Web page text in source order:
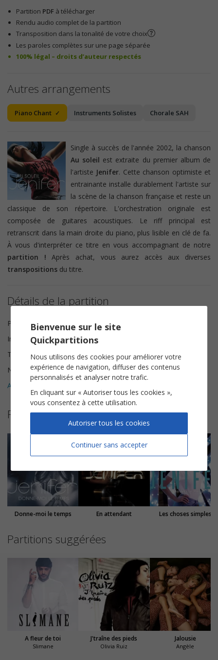
Partition PDF à télécharger
Rendu audio complet de la partition
Transposition dans la tonalité de votre choix
Les paroles complètes sur une page séparée
100% légal – droits d’auteur respectés
Autres arrangements
Piano Chant Instruments Solistes Chorale SAH
Single à succès de l'année 2002, la chanson
Au soleil est extraite du premier album de
l'artiste Jenifer. Cette chanson optimiste et
entrainante installe durablement l'artiste sur
la scène de la chanson française et reste un
classique de son répertoire. L'orchestration originale est
composée de guitares acoustiques. Le riff principal est
retranscrit dans la main droite du piano, plus lisible en clé de fa.
À vous d'interpréter ce titre en vous accompagnant de notre
partition !Après achat, vous aurez accès aux diverses
transpositions du titre.
Détails de la partition
Paroles et Musique
Hocine Hallaf
Instrumentation
Tonalité
Ré mineur
Nombre de pages
6
Avis clients (
Plus de partitions de Jenifer
Donne-moi le temps En attendant Les choses simples
Partitions suggérées
A fleur de toi
Slimane
J'traîne des pieds
Olivia Ruiz
Jalousie
Angèle
Bienvenue sur le site
Quickpartitions
Nous utilisons des cookies pour améliorer votre
expérience de navigation, diffuser des contenus
personnalisés et analyser notre trafic.
En cliquant sur « Autoriser tous les cookies »,
vous consentez à cette utilisation.
Continuer sans accepter
Autoriser tous les cookies